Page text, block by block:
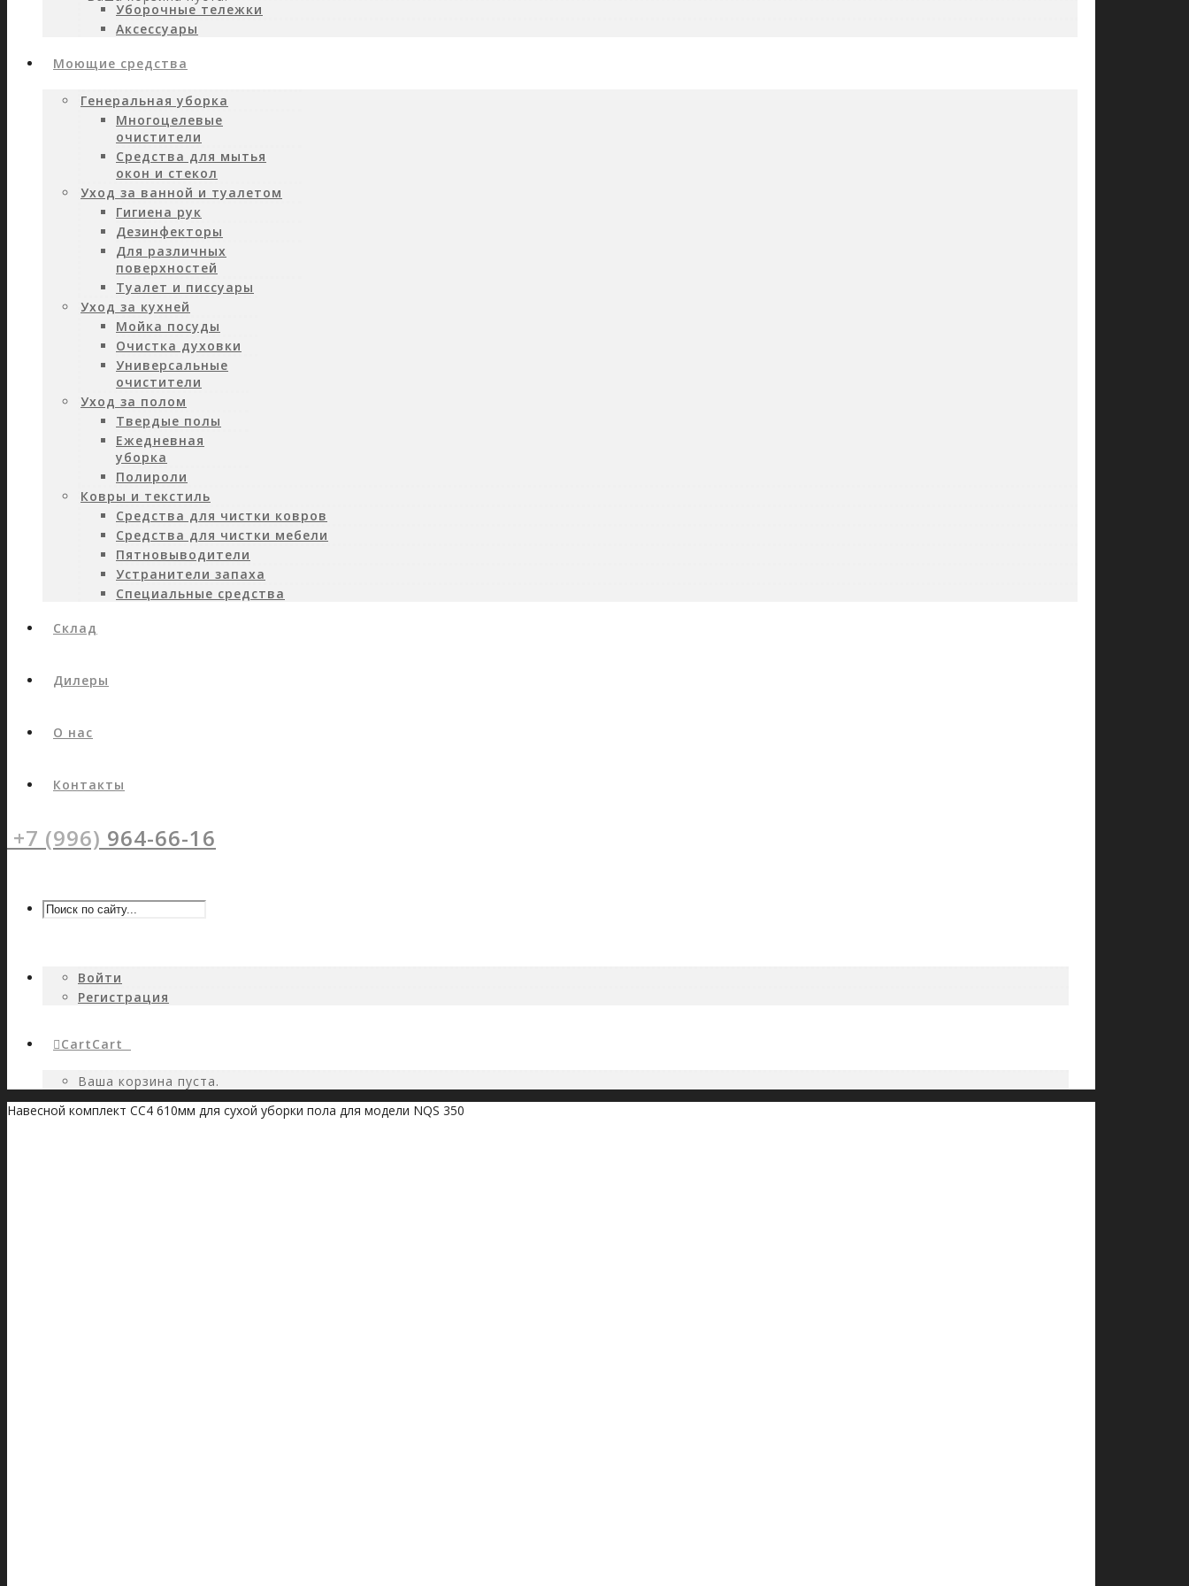
Уборочные тележки
Аксессуары
Моющие средства
Генеральная уборка
Многоцелевые
очистители
Средства для мытья
окон и стекол
Уход за ванной и туалетом
Гигиена рук
Дезинфекторы
Для различных
поверхностей
Туалет и писсуары
Уход за кухней
Мойка посуды
Очистка духовки
Универсальные
очистители
Уход за полом
Твердые полы
Ежедневная
уборка
Полироли
Ковры и текстиль
Средства для чистки ковров
Средства для чистки мебели
Пятновыводители
Устранители запаха
Специальные средства
Склад
Дилеры
О нас
Контакты
+7 (996) 964-66-16
Войти
Регистрация
CartCart
Ваша корзина пуста.
Навесной комплект CC4 610мм для сухой уборки пола для модели NQS 350